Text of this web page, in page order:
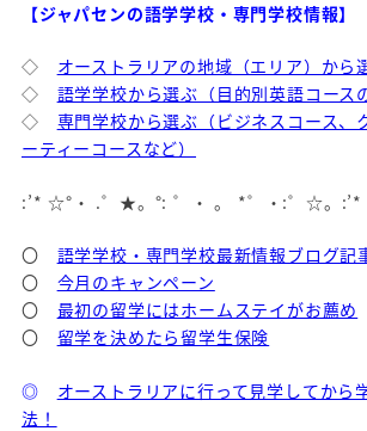
【ジャパセンの語学学校・専門学校情報】
◇ オーストラリアの地域（エリア）から
◇ 語学学校から選ぶ（目的別英語コース
◇ 専門学校から選ぶ（ビジネスコース、
ーティーコースなど）
:’* ☆°・ .゜★。°: ゜・ 。 *゜・:゜☆。
〇 語学学校・専門学校最新情報ブログ記
〇 今月のキャンペーン
〇 最初の留学にはホームステイがお薦め
〇 留学を決めたら留学生保険
◎
オーストラリアに行って見学してから
法！